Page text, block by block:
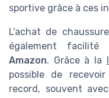
sportive grâce à ces
L'achat de
également facilité
Amazon. Grâce à la
possible de
record, souvent